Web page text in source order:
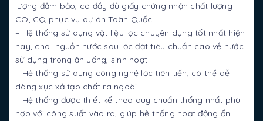
lượng đảm bảo, có đầy đủ giấy chứng nhận chất lượng
CO, CQ phục vụ dự án Toàn Quốc
– Hệ thống sử dụng vật liệu lọc chuyên dụng tốt nhất hiện
nay, cho nguồn nước sau lọc đạt tiêu chuẩn cao về nước
sử dụng trong ăn uống, sinh hoạt
– Hệ thống sử dụng công nghệ lọc tiên tiến, có thể dễ
dàng xục xả tạp chất ra ngoài
– Hệ thống được thiết kế theo quy chuẩn thống nhất phù
hợp với công suất vào ra, giúp hệ thống hoạt động ổn